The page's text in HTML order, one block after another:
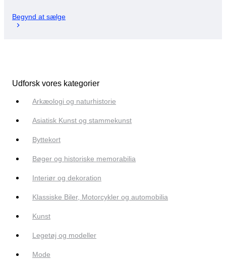
Begynd at sælge
Udforsk vores kategorier
Arkæologi og naturhistorie
Asiatisk Kunst og stammekunst
Byttekort
Bøger og historiske memorabilia
Interiør og dekoration
Klassiske Biler, Motorcykler og automobilia
Kunst
Legetøj og modeller
Mode